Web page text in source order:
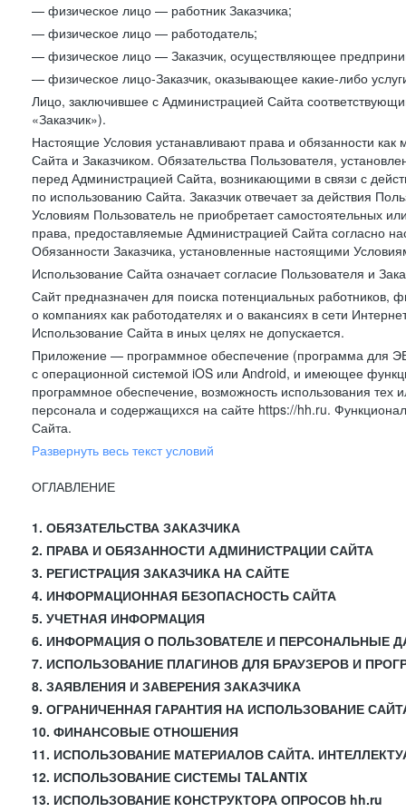
— физическое лицо — работник Заказчика;
— физическое лицо — работодатель;
— физическое лицо — Заказчик, осуществляющее
— физическое лицо-Заказчик, оказывающее какие-либо
Лицо, заключившее с Администрацией Сайта
«Заказчик»).
Настоящие Условия устанавливают права и обязанности
Сайта и Заказчиком. Обязательства Пользователя,
перед Администрацией Сайта, возникающими в связи с
по использованию Сайта. Заказчик отвечает за действия
Условиям Пользователь не приобретает самостоятельных
права, предоставляемые Администрацией Сайта согласно
Обязанности Заказчика, установленные настоящими
Использование Сайта означает согласие Пользователя и
Сайт предназначен для поиска потенциальных
о компаниях как работодателях и о вакансиях в сети
Использование Сайта в иных целях не допускается.
Приложение — программное обеспечение (программа для
с операционной системой iOS или Android, и имеющее
программное обеспечение, возможность использования
персонала и содержащихся на сайте https://hh.ru.
Сайта.
Развернуть весь текст условий
ОГЛАВЛЕНИЕ
1. ОБЯЗАТЕЛЬСТВА ЗАКАЗЧИКА
2. ПРАВА И ОБЯЗАННОСТИ АДМИНИСТРАЦИИ САЙТА
3. РЕГИСТРАЦИЯ ЗАКАЗЧИКА НА САЙТЕ
4. ИНФОРМАЦИОННАЯ БЕЗОПАСНОСТЬ САЙТА
5. УЧЕТНАЯ ИНФОРМАЦИЯ
6. ИНФОРМАЦИЯ О ПОЛЬЗОВАТЕЛЕ И ПЕРСОНАЛЬНЫЕ
7. ИСПОЛЬЗОВАНИЕ ПЛАГИНОВ ДЛЯ БРАУЗЕРОВ И
8. ЗАЯВЛЕНИЯ И ЗАВЕРЕНИЯ ЗАКАЗЧИКА
9. ОГРАНИЧЕННАЯ ГАРАНТИЯ НА ИСПОЛЬЗОВАНИЕ
10. ФИНАНСОВЫЕ ОТНОШЕНИЯ
11. ИСПОЛЬЗОВАНИЕ МАТЕРИАЛОВ САЙТА.
12. ИСПОЛЬЗОВАНИЕ СИСТЕМЫ TALANTIX
13. ИСПОЛЬЗОВАНИЕ КОНСТРУКТОРА ОПРОСОВ hh.ru